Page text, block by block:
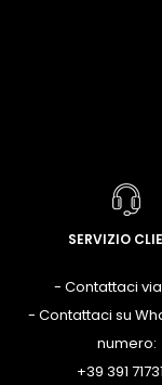
SERVIZIO
- Contattaci
- Contattaci su
numero:
+39 391